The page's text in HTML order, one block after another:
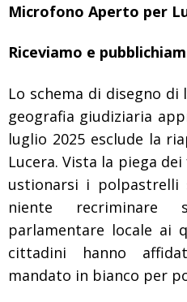
Microfono Aperto per
Riceviamo e
Lo schema di disegno
geografia giudiziaria
luglio 2025 esclude la
Lucera. Vista la piega
ustionarsi i polpastrelli
niente
parlamentare locale ai
cittadini hanno
mandato in bianco per